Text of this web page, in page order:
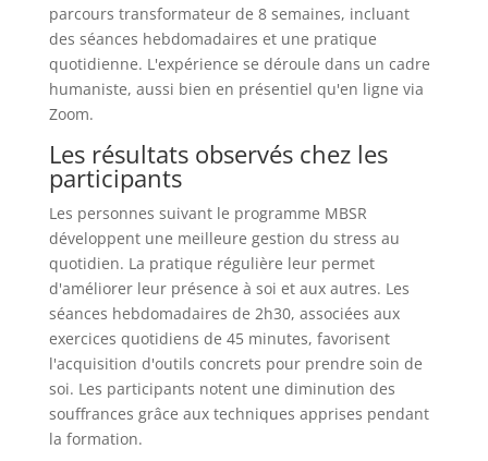
parcours transformateur de 8 semaines, incluant
des séances hebdomadaires et une pratique
quotidienne. L'expérience se déroule dans un cadre
humaniste, aussi bien en présentiel qu'en ligne via
Zoom.
Les résultats observés chez les
participants
Les personnes suivant le programme MBSR
développent une meilleure gestion du stress au
quotidien. La pratique régulière leur permet
d'améliorer leur présence à soi et aux autres. Les
séances hebdomadaires de 2h30, associées aux
exercices quotidiens de 45 minutes, favorisent
l'acquisition d'outils concrets pour prendre soin de
soi. Les participants notent une diminution des
souffrances grâce aux techniques apprises pendant
la formation.